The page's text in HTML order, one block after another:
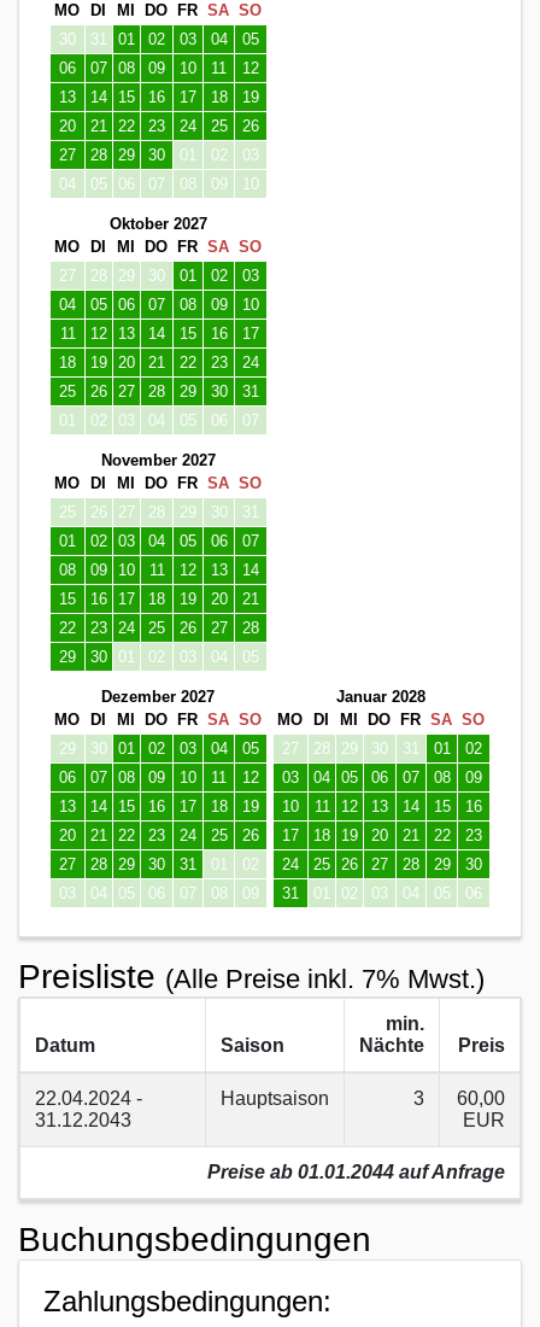
MO
DI MI DO FR SA SO
30
31 01 02 03 04
05
06
07 08 09 10 11
12
13
14 15 16 17 18
19
20
21 22 23 24 25
26
27
28 29 30 01 02
03
04
05 06 07 08 09 10
Oktober 2027
MO
DI MI DO FR SA SO
27
28 29 30 01 02
03
04
05 06 07 08 09
10
11
12 13 14 15 16
17
18
19 20 21 22 23
24
25
26 27 28 29 30
31
01
02 03 04 05 06 07
November 2027
MO
DI MI DO FR SA SO
25
26 27 28 29 30
31
01
02 03 04 05 06
07
08
09 10 11 12 13
14
15
16 17 18 19 20
21
22
23 24 25 26 27
28
29
30 01 02 03 04 05
Dezember 2027
MO
DI MI DO FR SA SO
29
30 01 02 03 04
05
06
07 08 09 10 11
12
13
14 15 16 17 18
19
20
21 22 23 24 25
26
27
28 29 30 31 01
02
03
04 05 06 07 08 09
Januar 2028
MO
DI MI DO FR SA SO
27
28 29 30 31 01
02
03
04 05 06 07 08
09
10
11 12 13 14 15
16
17
18 19 20 21 22
23
24
25 26 27 28 29
30
31
01 02 03 04 05 06
Preisliste (Alle Preise inkl. 7% Mwst.)
Datum Saison
min.
Nächte
Preis
22.04.2024 -
31.12.2043
Hauptsaison 3
60,00
EUR
Preise ab 01.01.2044 auf Anfrage
Buchungsbedingungen
Zahlungsbedingungen: